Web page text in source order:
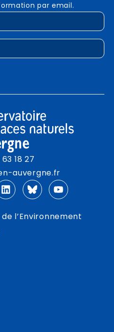
par email.
18 27
auvergne.fr
l’Environnement